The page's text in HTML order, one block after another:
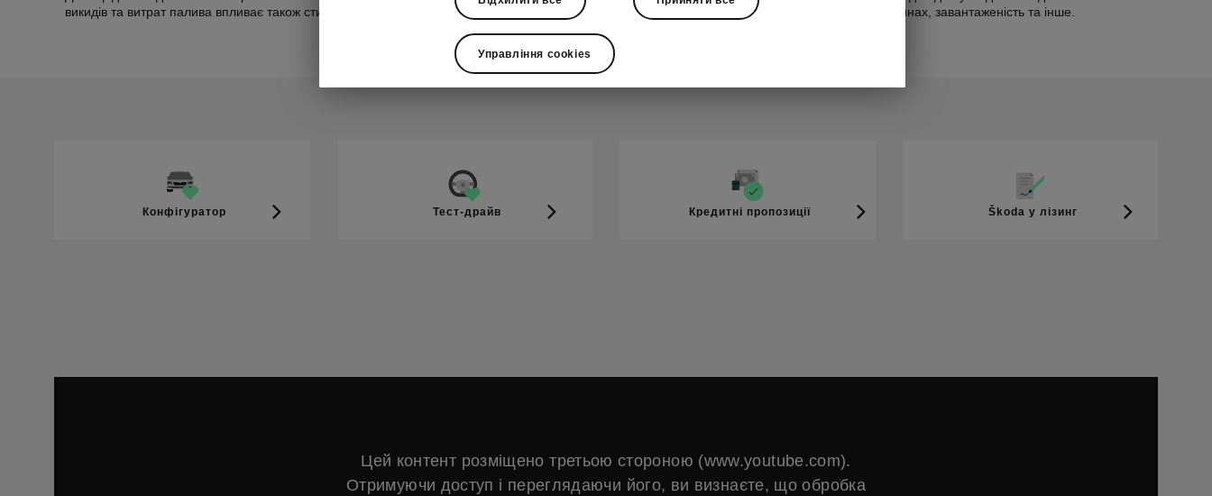
викидів та витрат палива впливає також стиль керування автомобілем та інші фактори, такі як рельєф дороги, температура повітря, тиск у шинах, завантаженість та інше.
Конфігуратор Тест-драйв Кредитні пропозиції Škoda у лізинг
Цей контент розміщено третьою стороною (www.youtube.com).
Отримуючи доступ і переглядаючи його, ви визнаєте, що обробка
Управління cookies